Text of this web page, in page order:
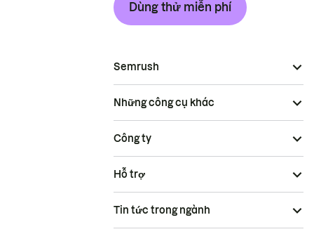
Dùng thử miễn phí
Semrush
Những công cụ khác
Công ty
Hỗ trợ
Tin tức trong ngành